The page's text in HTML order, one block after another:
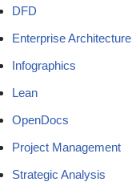
DFD
Enterprise Architecture
Infographics
Lean
OpenDocs
Project Management
Strategic Analysis